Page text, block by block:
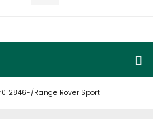
Range Rover Sport